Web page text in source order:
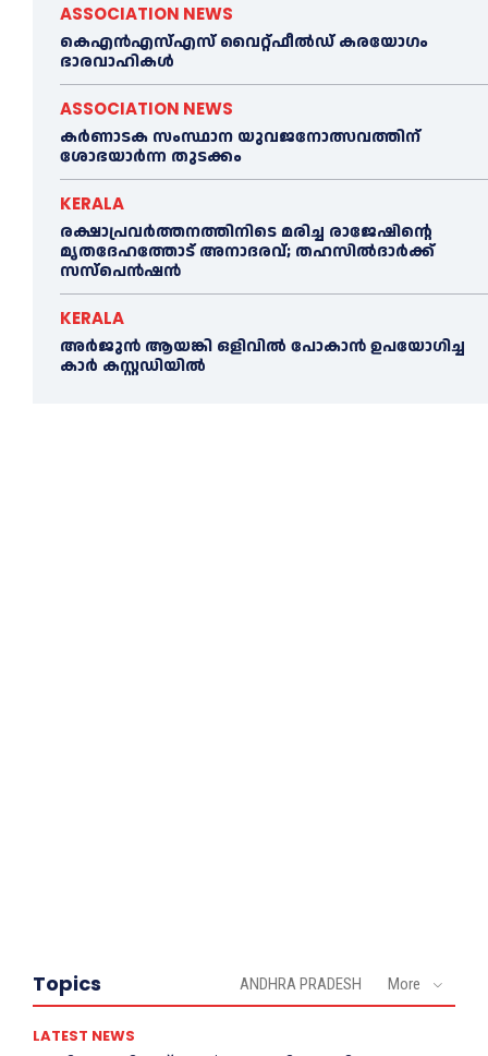
ASSOCIATION NEWS
കെഎൻഎസ്എസ് വൈറ്റ്ഫീൽഡ് കരയോഗം
ഭാരവാഹികള്‍
ASSOCIATION NEWS
കര്‍ണാടക സംസ്ഥാന യുവജനോത്സവത്തിന്
ശോഭയാർന്ന തുടക്കം
KERALA
രക്ഷാപ്രവർത്തനത്തിനിടെ മരിച്ച രാജേഷിന്റെ
മൃതദേഹത്തോട് അനാദരവ്; തഹസിൽദാർക്ക്
സസ്പെൻഷൻ
KERALA
അര്‍ജുന്‍ ആയങ്കി ഒളിവില്‍ പോകാന്‍ ഉപയോഗിച്ച
കാര്‍ കസ്റ്റഡിയില്‍
Topics ANDHRA PRADESH More
LATEST NEWS